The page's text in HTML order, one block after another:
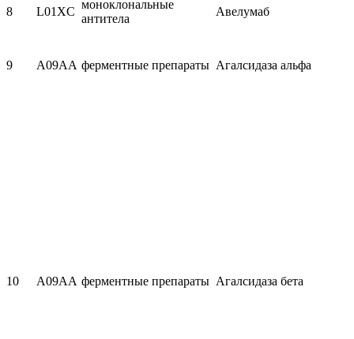
8 L01XC
моноклональные
антитела
Авелумаб
9 A09AA ферментные препараты Агалсидаза альфа
10 A09AA ферментные препараты Агалсидаза бета